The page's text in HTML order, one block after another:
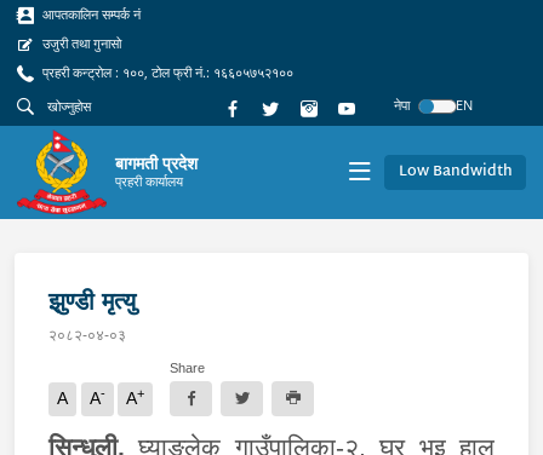
आपतकालिन सम्पर्क नं
उजुरी तथा गुनासो
प्रहरी कन्ट्रोल : १००, टोल फ्री नं.: १६६०५७५२१००
नेपा
EN
बागमती प्रदेश
प्रहरी कार्यालय Low Bandwidth
झुण्डी मृत्यु
२०८२-०४-०३
A A- A+
Share
सिन्धुली, घ्याङलेक गाउँपालिका-२, घर भइ हाल